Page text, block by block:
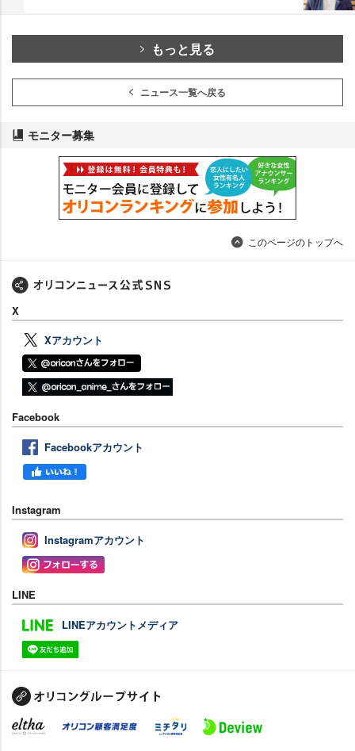
もっと見る
ニュース一覧へ戻る
モニター募集
このページのトップへ
X
Xアカウント
Facebook
Facebookアカウント
Instagram
Instagramアカウント
LINE
LINEアカウントメディア